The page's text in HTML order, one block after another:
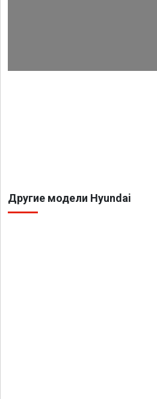
Другие модели Hyundai